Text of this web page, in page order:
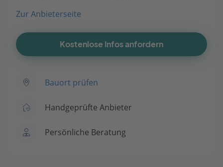
Zur Anbieterseite
Kostenlose Infos anfordern
Bauort prüfen
Handgeprüfte Anbieter
Persönliche Beratung